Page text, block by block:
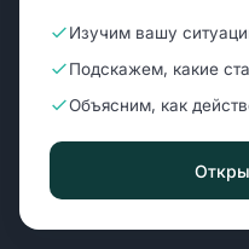
Изучим вашу
Подскажем, какие
Объясним, как